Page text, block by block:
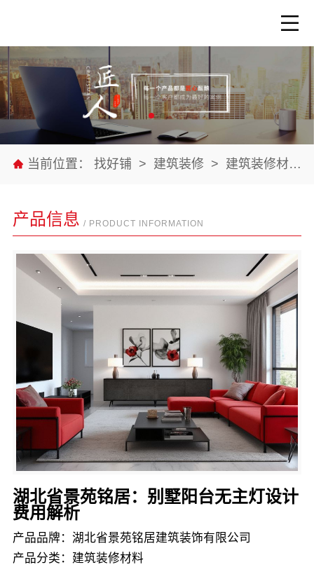
当前位置： 找好铺 > 建筑装修 > 建筑装修材料
产品信息 / PRODUCT INFORMATION
湖北省景苑铭居：别墅阳台无主灯设计
费用解析
产品品牌：湖北省景苑铭居建筑装饰有限公司
产品分类：建筑装修材料